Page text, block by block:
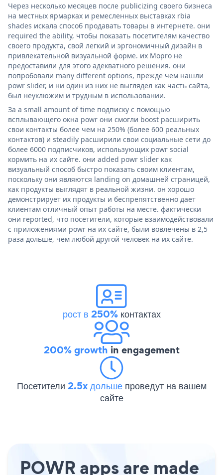
Через несколько месяцев после publicizing своего бизнеса
на местных ярмарках и ремесленных выставках rbia
shades искала способ продавать товары в интернете. они
required the ability, чтобы показать посетителям качество
своего продукта, свой легкий и эргономичный дизайн в
привлекательной визуальной форме. их Mopro не
предоставили для этого адекватного решения. они
попробовали many different options, прежде чем нашли
powr slider, и ни один из них не выглядел как часть сайта,
был неуклюжим и трудным в использовании.
За a small amount of time подписку с помощью
всплывающего окна powr они смогли boost расширить
свои контакты более чем на 250% (более 600 реальных
контактов) и steadily расширили свои социальные сети до
более 6000 подписчиков, использующих powr social
кормить на их сайте. они added powr slider как
визуальный способ быстро показать своим клиентам,
поскольку они являются landing on домашней страницей,
как продукты выглядят в реальной жизни. он хорошо
демонстрирует их продукты и беспрепятственно дает
клиентам отличный опыт работы на месте. фактически
они reported, что посетители, которые взаимодействовали
с приложениями powr на их сайте, были вовлечены в 2,5
раза дольше, чем любой другой человек на их сайте.
рост в 250%контактах
200% growth in engagement
Посетители 2.5x дольше проведут на вашем
сайте
POWR apps are made